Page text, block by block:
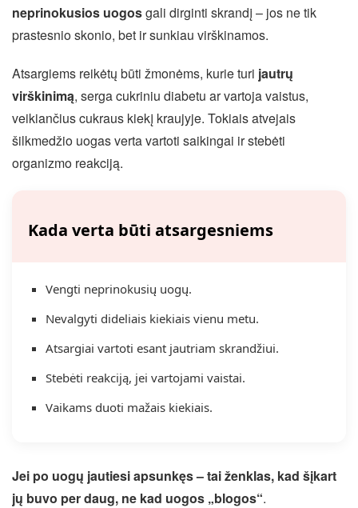
neprinokusios uogosgali dirginti skrandį – jos ne tik
prastesnio skonio, bet ir sunkiau virškinamos.
Atsargiems reikėtų būti žmonėms, kurie turi jautrų
virškinimą, serga cukriniu diabetu ar vartoja vaistus,
veikiančius cukraus kiekį kraujyje. Tokiais atvejais
šilkmedžio uogas verta vartoti saikingai ir stebėti
organizmo reakciją.
Kada verta būti atsargesniems
Vengti neprinokusių uogų.
Nevalgyti dideliais kiekiais vienu metu.
Atsargiai vartoti esant jautriam skrandžiui.
Stebėti reakciją, jei vartojami vaistai.
Vaikams duoti mažais kiekiais.
Jei po uogų jautiesi apsunkęs – tai ženklas, kad šįkart
jų buvo per daug, ne kad uogos „blogos“.